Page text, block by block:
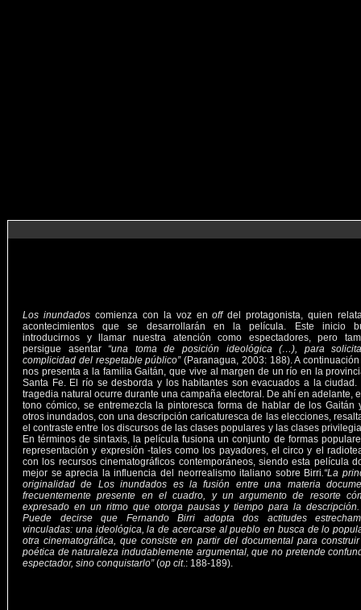
Los inundadoscomienza con la voz enoffdel protagonista, quien
acontecimientos que se desarrollarán en la película. Este inicio
introducirnos y llamar nuestra atención como espectadores, pero
persigue asentar “una toma de posición ideológica (…), para
complicidad del respetable público”(Paranagua, 2003: 188). A
nos presenta a la familia Gaitán, que vive al margen de un río en la
Santa Fe. El río se desborda y los habitantes son evacuados a la ciudad.
tragedia natural ocurre durante una campaña electoral. De ahí en adelante,
tono cómico, se entremezcla la pintoresca forma de hablar de los Gaitán
otros inundados, con una descripción caricaturesca de las elecciones,
el contraste entre los discursos de las clases populares y las clases
En términos de sintaxis, la película fusiona un conjunto de formas
representación y expresión -tales como los payadores, el circo y el
con los recursos cinematográficos contemporáneos, siendo esta película
mejor se aprecia la influencia del neorrealismo italiano sobre Birri.“La
originalidad de Los inundados es la fusión entre una materia
frecuentemente presente en el cuadro, y un argumento de resorte
expresado en un ritmo que otorga pausas y tiempo para la
Puede decirse que Fernando Birri adopta dos actitudes
vinculadas: una ideológica, la de acercarse al pueblo en busca de lo
otra cinematográfica, que consiste en partir del documental para
poética de naturaleza indudablemente argumental, que no pretende
espectador, sino conquistarlo”(op cit.: 188-189).